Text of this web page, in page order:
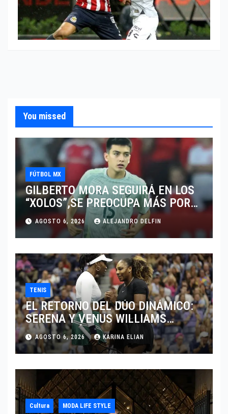
You missed
FÚTBOL MX
GILBERTO MORA SEGUIRÁ EN LOS
“XOLOS”,SE PREOCUPA MÁS POR
JUGAR EN SU EQUIPO.
AGOSTO 6, 2026 ALEJANDRO DELFIN
TENIS
EL RETORNO DEL DÚO DINÁMICO:
SERENA Y VENUS WILLIAMS
DISPUTARÁN LOS DOBLES EN
CINCINNATI 2026
AGOSTO 6, 2026 KARINA ELIAN
Cultura MODA LIFE STYLE